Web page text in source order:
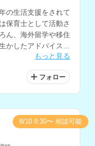
の生活支援をされて
保育士として活動さ
ん、海外留学や移住
かしたアドバイスも
ナーの資格をお持ち
けます。
もっと見る
フォロー
8/10 8:30〜 相談可能